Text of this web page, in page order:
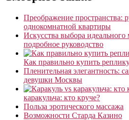
Преображение пространства:
однокомнатной квартиры
Искусства выбора
подробное руководство
Как правильно купить
Пленительная элегантность:
девушки Москвы
каракульча: кто круче?
Польза эротического массажа
Возможности Старда Казино